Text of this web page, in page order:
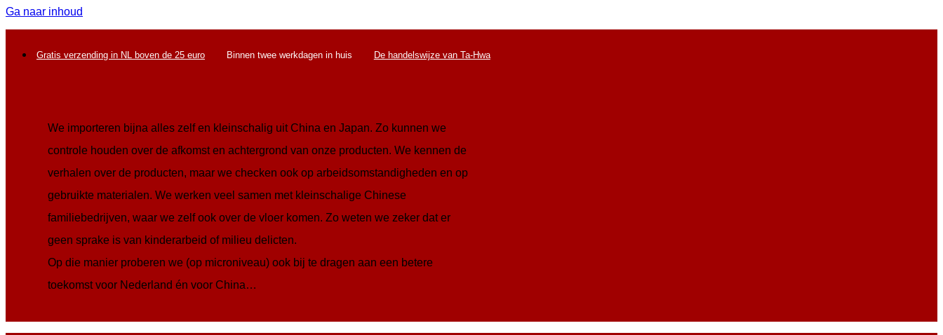
Ga naar inhoud
Gratis verzending in NL boven de 25 euro Binnen twee werkdagen in huis De handelswijze van Ta-Hwa
We importeren bijna alles zelf en kleinschalig uit China en Japan. Zo kunnen we
controle houden over de afkomst en achtergrond van onze producten. We kennen de
verhalen over de producten, maar we checken ook op arbeidsomstandigheden en op
gebruikte materialen. We werken veel samen met kleinschalige Chinese
familiebedrijven, waar we zelf ook over de vloer komen. Zo weten we zeker dat er
geen sprake is van kinderarbeid of milieu delicten.
Op die manier proberen we (op microniveau) ook bij te dragen aan een betere
toekomst voor Nederland én voor China…